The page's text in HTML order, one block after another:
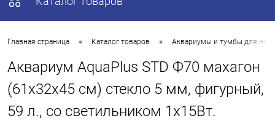
Главная страница • Каталог товаров • Аквариумы и тумбы для них
Аквариум AquaPlus STD Ф70 махагон
(61х32х45 см) стекло 5 мм, фигурный,
59 л., со светильником 1х15Вт.